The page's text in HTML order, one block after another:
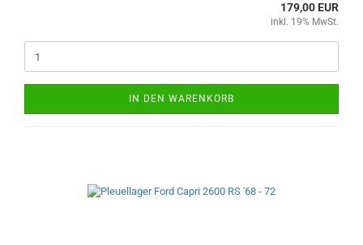
179,00 EUR
inkl. 19% MwSt.
IN DEN WARENKORB